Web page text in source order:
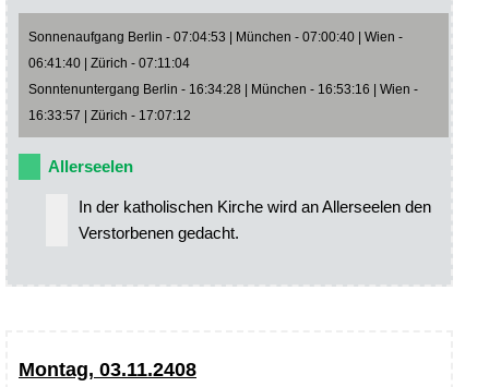
Sonnenaufgang Berlin - 07:04:53 | München - 07:00:40 | Wien -
06:41:40 | Zürich - 07:11:04
Sonntenuntergang Berlin - 16:34:28 | München - 16:53:16 | Wien -
16:33:57 | Zürich - 17:07:12
Allerseelen
In der katholischen Kirche wird an Allerseelen den
Verstorbenen gedacht.
Montag, 03.11.2408